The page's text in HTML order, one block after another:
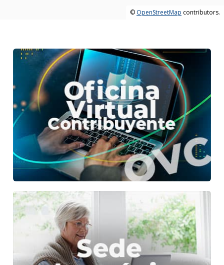
© OpenStreetMap contributors.